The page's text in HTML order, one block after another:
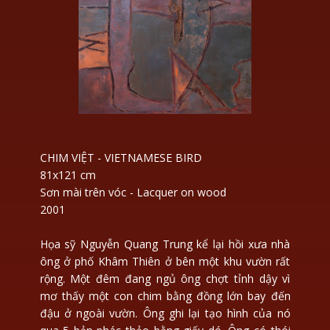
CHIM VIỆT - VIETNAMESE BIRD
81x121 cm
Sơn mài trên vóc - Lacquer on wood
2001
Họa sỹ Nguyễn Quang Trung kể lại hồi xưa nhà
ông ở phố Khâm Thiên ở bên một khu vườn rất
rộng. Một đêm đang ngủ ông chợt tỉnh dậy vì
mơ thấy một con chim bằng đồng lớn bay đến
đậu ở ngoài vườn. Ông ghi lại tạo hình của nó